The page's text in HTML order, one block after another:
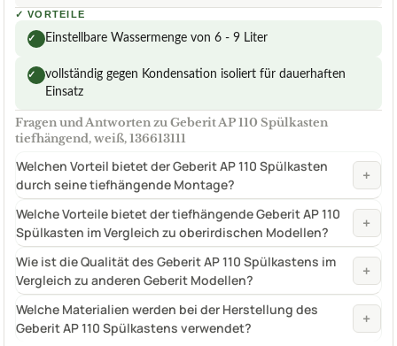
✓ VORTEILE
✓ Einstellbare Wassermenge von 6 - 9 Liter
✓
vollständig gegen Kondensation isoliert für dauerhaften
Einsatz
Fragen und Antworten zu Geberit AP 110 Spülkasten
tiefhängend, weiß, 136613111
Welchen Vorteil bietet der Geberit AP 110 Spülkasten
durch seine tiefhängende Montage?
+
Welche Vorteile bietet der tiefhängende Geberit AP 110
Spülkasten im Vergleich zu oberirdischen Modellen?
+
Wie ist die Qualität des Geberit AP 110 Spülkastens im
Vergleich zu anderen Geberit Modellen?
+
Welche Materialien werden bei der Herstellung des
Geberit AP 110 Spülkastens verwendet?
+